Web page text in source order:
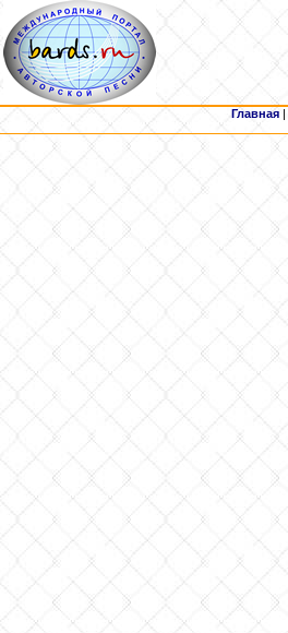
Главная |